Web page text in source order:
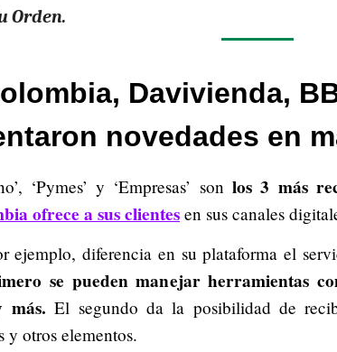
Orden.
Davivienda,
novedades en
‘Pymes’ y ‘Empresas’ son los 3 más
ofrece a sus clientes en sus canales
ejemplo, diferencia en su plataforma el
se pueden manejar herramientas
más. El segundo da la posibilidad de
y otros elementos.